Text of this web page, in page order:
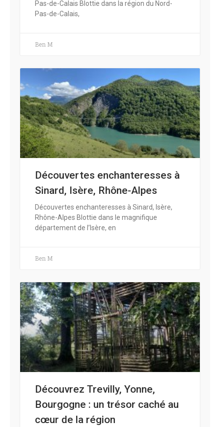
Pas-de-Calais Blottie dans la région du Nord-
Pas-de-Calais,
Ben M
Découvertes enchanteresses à
Sinard, Isère, Rhône-Alpes
Découvertes enchanteresses à Sinard, Isère,
Rhône-Alpes Blottie dans le magnifique
département de l’Isère, en
Ben M
Découvrez Trevilly, Yonne,
Bourgogne : un trésor caché au
cœur de la région